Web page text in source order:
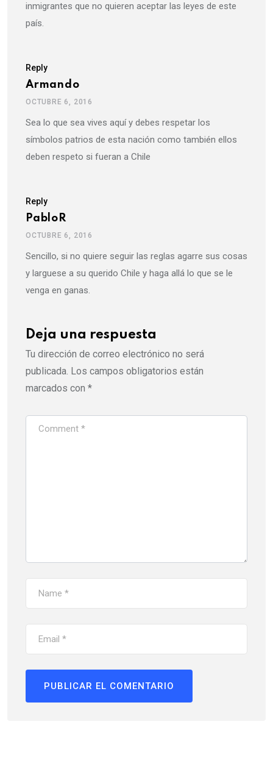
inmigrantes que no quieren aceptar las leyes de este
país.
Reply
Armando
OCTUBRE 6, 2016
Sea lo que sea vives aquí y debes respetar los
símbolos patrios de esta nación como también ellos
deben respeto si fueran a Chile
Reply
PabloR
OCTUBRE 6, 2016
Sencillo, si no quiere seguir las reglas agarre sus cosas
y larguese a su querido Chile y haga allá lo que se le
venga en ganas.
Deja una respuesta
Tu dirección de correo electrónico no será
publicada. Los campos obligatorios están
marcados con *